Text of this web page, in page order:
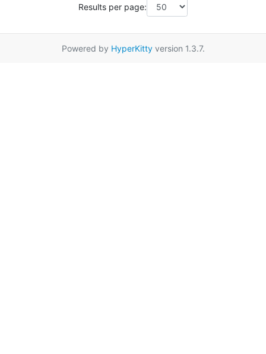
Results per page:
Powered by HyperKittyversion 1.3.7.